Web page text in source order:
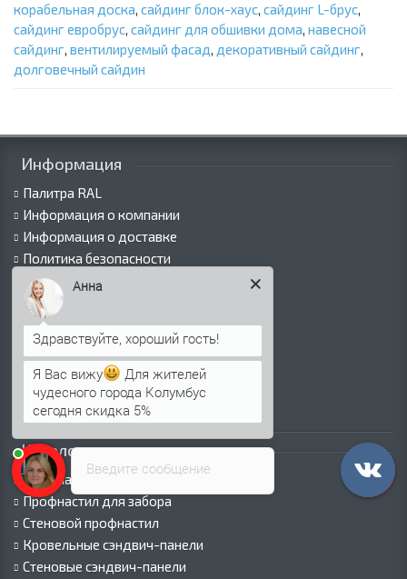
корабельная доска, сайдинг блок-хаус, сайдинг L-брус,
сайдинг евробрус, сайдинг для обшивки дома, навесной
сайдинг, вентилируемый фасад, декоративный сайдинг,
долговечный сайдин
Информация
Палитра RAL
Информация о компании
Информация о доставке
Политика безопасности
Условия соглашения
Сертификаты
Виды покрытий
Как оформить заказ
Вакансии
Оплата
Пресс-центр
Каталог продукции
Профнастил для крыши
Профнастил для забора
Стеновой профнастил
Кровельные сэндвич-панели
Стеновые сэндвич-панели
Введите сообщение
Анна
Я Вас вижу
Для жителей
чудесного города Колумбус
сегодня скидка 5%